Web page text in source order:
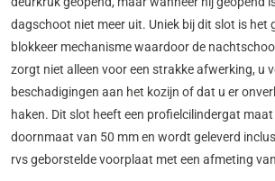
dagschoot niet meer uit. Uniek bij dit slot is het
blokkeer mechanisme waardoor de
zorgt niet alleen voor een strakke afwerking, u
beschadigingen aan het kozijn of dat u er
haken. Dit slot heeft een profielcilindergat maat
doornmaat van 50 mm en wordt geleverd
rvs geborstelde voorplaat met een afmeting